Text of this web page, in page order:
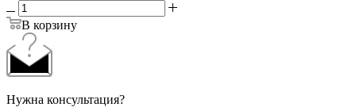
В корзину
Нужна консультация?